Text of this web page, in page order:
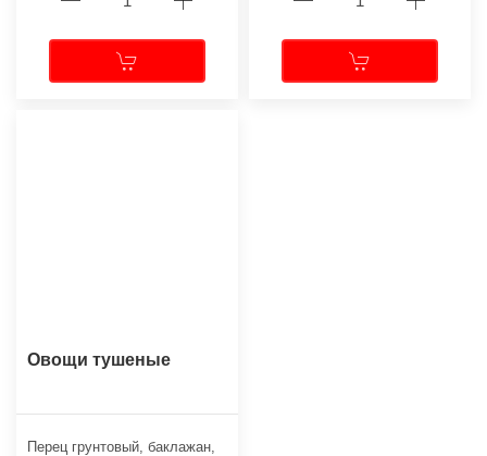
Овощи тушеные
Перец грунтовый, баклажан,